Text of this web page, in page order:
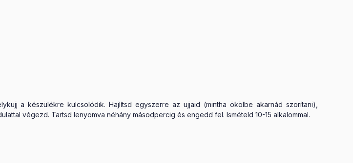
a készülékre kulcsolódik. Hajlítsd egyszerre az ujjaid (mintha ökölbe akarnád szorítani),
végezd. Tartsd lenyomva néhány másodpercig és engedd fel. Ismételd 10-15 alkalommal.